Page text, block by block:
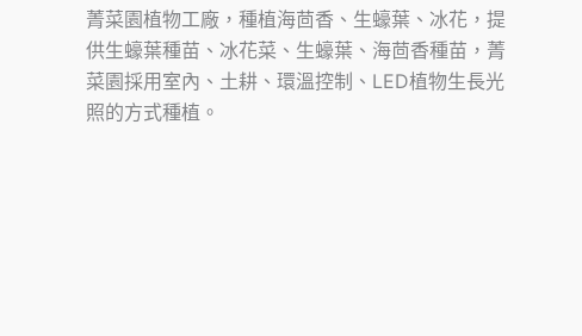
菁菜園植物工廠，種植海茴香、生蠔葉、冰花，提
供生蠔葉種苗、冰花菜、生蠔葉、海茴香種苗，菁
菜園採用室內、土耕、環溫控制、LED植物生長光
照的方式種植。